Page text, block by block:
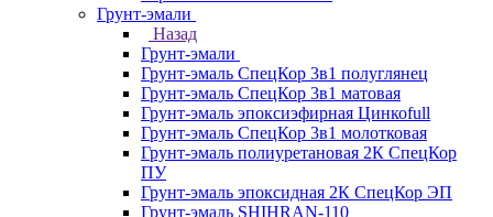
Грунт-эмали
Назад
Грунт-эмали
Грунт-эмаль СпецКор 3в1 полуглянец
Грунт-эмаль СпецКор 3в1 матовая
Грунт-эмаль эпоксиэфирная Цинкоfull
Грунт-эмаль СпецКор 3в1 молотковая
Грунт-эмаль полиуретановая 2К СпецКор
ПУ
Грунт-эмаль эпоксидная 2К СпецКор ЭП
Грунт-эмаль SHIHRAN-110